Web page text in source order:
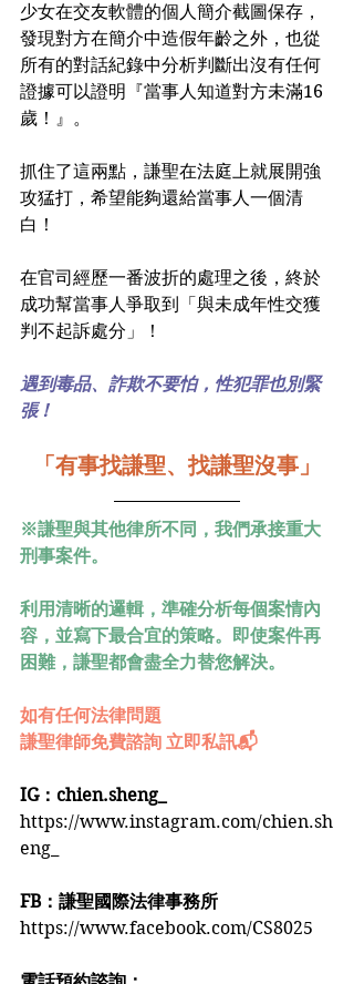
少女在交友軟體的個人簡介截圖保存，
發現對方在簡介中造假年齡之外，也從
所有的對話紀錄中分析判斷出沒有任何
證據可以證明『當事人知道對方未滿16
歲！』。
抓住了這兩點，謙聖在法庭上就展開強
攻猛打，希望能夠還給當事人一個清
白！
在官司經歷一番波折的處理之後，終於
成功幫當事人爭取到「與未成年性交獲
判不起訴處分」！
遇到毒品、詐欺不要怕，性犯罪也別緊
張 !
「有事找謙聖、找謙聖沒事」
※謙聖與其他律所不同，我們承接重大
刑事案件。
利用清晰的邏輯，準確分析每個案情內
容，並寫下最合宜的策略。即使案件再
困難，謙聖都會盡全力替您解決。
如有任何法律問題
謙聖律師免費諮詢 立即私訊📬
IG：chien.sheng_
https://www.instagram.com/chien.sh
eng_
FB：謙聖國際法律事務所
https://www.facebook.com/CS8025